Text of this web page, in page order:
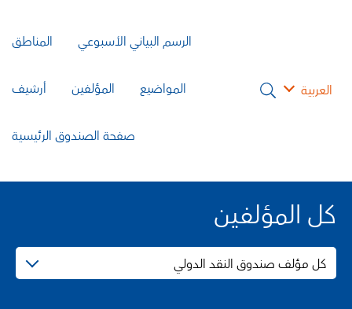
العربية
الرسم البياني الأسبوعي المناطق
المواضيع المؤلفين أرشيف
صفحة الصندوق الرئيسية
كل المؤلفين
كل مؤلف صندوق النقد الدولي